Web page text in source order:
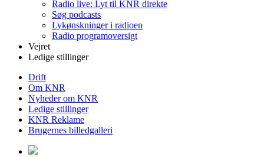
Radio live: Lyt til KNR direkte
Søg podcasts
Lykønskninger i radioen
Radio programoversigt
Vejret
Ledige stillinger
Drift
Om KNR
Nyheder om KNR
Ledige stillinger
KNR Reklame
Brugernes billedgalleri